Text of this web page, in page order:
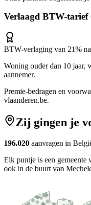
Verlaagd BTW-tarief
BTW-verlaging van 21%
Woning ouder dan 10 jaar,
aannemer.
Premie-bedragen en
vlaanderen.be.
Zij gingen je
196.020 aanvragen in
Elk puntje is een
ook in de buurt van